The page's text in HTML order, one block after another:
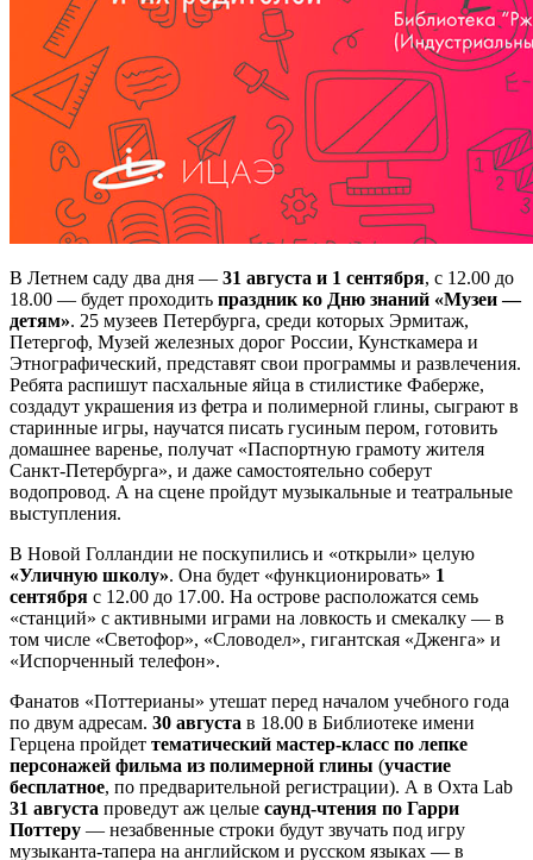
В Летнем саду два дня — 31 августа и 1 сентября, с 12.00 до
18.00 — будет проходить праздник ко Дню знаний «Музеи —
детям». 25 музеев Петербурга, среди которых Эрмитаж,
Петергоф, Музей железных дорог России, Кунсткамера и
Этнографический, представят свои программы и развлечения.
Ребята распишут пасхальные яйца в стилистике Фаберже,
создадут украшения из фетра и полимерной глины, сыграют в
старинные игры, научатся писать гусиным пером, готовить
домашнее варенье, получат «Паспортную грамоту жителя
Санкт-Петербурга», и даже самостоятельно соберут
водопровод. А на сцене пройдут музыкальные и театральные
выступления.
В Новой Голландии не поскупились и «открыли» целую
«Уличную школу». Она будет «функционировать» 1
сентября с 12.00 до 17.00. На острове расположатся семь
«станций» с активными играми на ловкость и смекалку — в
том числе «Светофор», «Словодел», гигантская «Дженга» и
«Испорченный телефон».
Фанатов «Поттерианы» утешат перед началом учебного года
по двум адресам. 30 августа в 18.00 в Библиотеке имени
Герцена пройдет тематический мастер-класс по лепке
персонажей фильма из полимерной глины (участие
бесплатное, по предварительной регистрации). А в Охта Lab
31 августа проведут аж целые саунд-чтения по Гарри
Поттеру — незабвенные строки будут звучать под игру
музыканта-тапера на английском и русском языках — в